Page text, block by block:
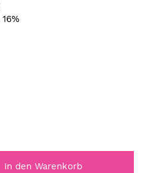
In den Warenkorb